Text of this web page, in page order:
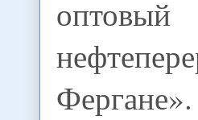
Фергане».